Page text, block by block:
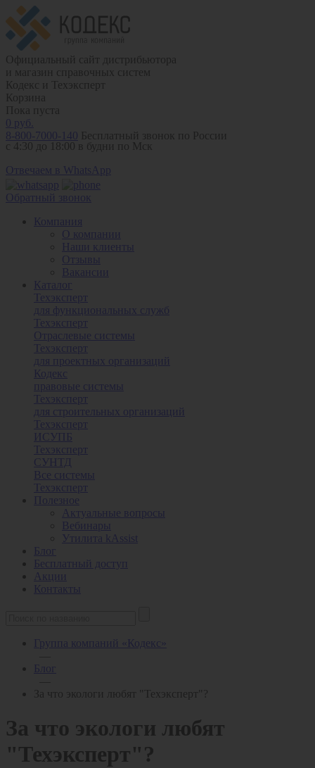
Официальный сайт дистрибьютора
и магазин справочных систем
Кодекс и Техэксперт
Корзина
Пока пуста
0 руб.
8-800-7000-140 Бесплатный звонок по России
с 4:30 до 18:00 в будни по Мск
Отвечаем в WhatsApp
Обратный звонок
Компания
О компании
Наши клиенты
Отзывы
Вакансии
Каталог
Техэксперт
для функциональных служб
Техэксперт
Отраслевые системы
Техэксперт
для проектных организаций
Кодекс
правовые системы
Техэксперт
для строительных организаций
Техэксперт
ИСУПБ
Техэксперт
СУНТД
Все системы
Техэксперт
Полезное
Актуальные вопросы
Вебинары
Утилита kAssist
Блог
Бесплатный доступ
Акции
Контакты
Группа компаний «Кодекс»
Блог
За что экологи любят "Техэксперт"?
За что экологи любят
"Техэксперт"?